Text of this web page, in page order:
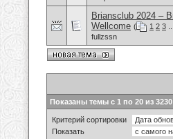
Briansclub 2024 –
Wellcome ( 1 2 3
fullzssn
Показаны темы с 1 по 20 из 3230
Критерий сортировки
Показать